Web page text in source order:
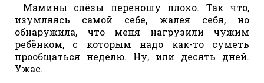
Мамины слёзы переношу плохо. Так что,
изумляясь самой себе, жалея себя, но
обнаружила, что меня нагрузили чужим
ребёнком, с которым надо как-то суметь
прообщаться неделю. Ну, или десять дней.
Ужас.